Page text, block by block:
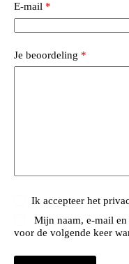
E-mail *
Je beoordeling *
Ik accepteer het
Mijn naam, e-mail
voor de volgende keer